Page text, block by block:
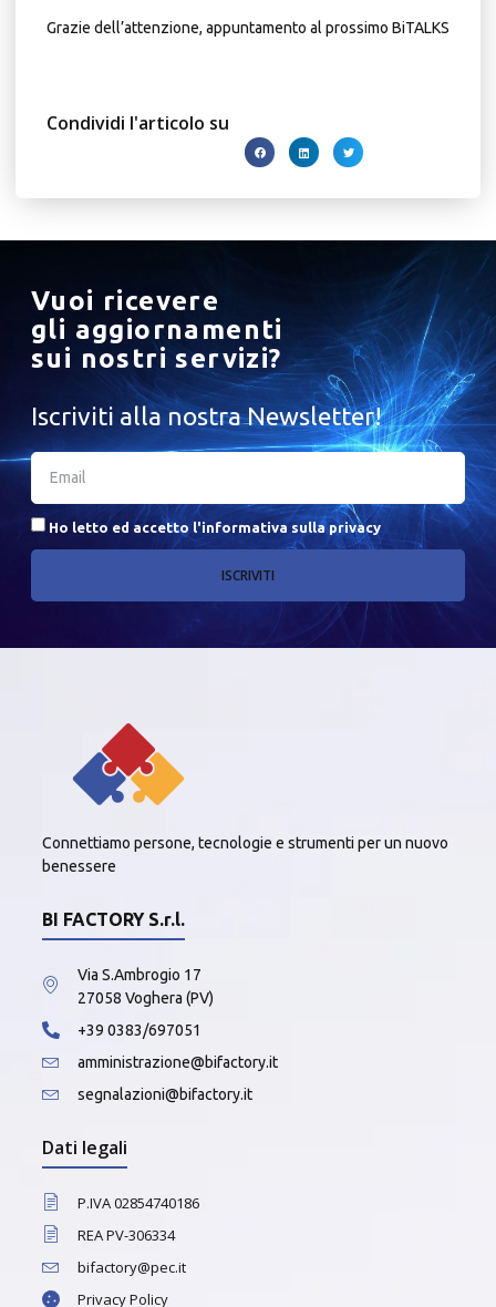
Grazie dell’attenzione, appuntamento al prossimo BiTALKS
Condividi l'articolo su
Vuoi ricevere
gli aggiornamenti
sui nostri servizi?
Iscriviti alla nostra Newsletter!
Ho letto ed accetto l'informativa sulla privacy
ISCRIVITI
Connettiamo persone, tecnologie e strumenti per un nuovo
benessere
BI FACTORY S.r.l.
Via S.Ambrogio 17
27058 Voghera (PV)
+39 0383/697051
amministrazione@bifactory.it
segnalazioni@bifactory.it
Dati legali
P.IVA 02854740186
REA PV-306334
bifactory@pec.it
Privacy Policy